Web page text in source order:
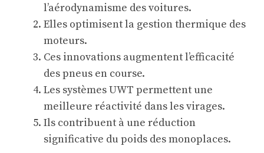
l’aérodynamisme des voitures.
Elles optimisent la gestion thermique des
moteurs.
Ces innovations augmentent l’efficacité
des pneus en course.
Les systèmes UWT permettent une
meilleure réactivité dans les virages.
Ils contribuent à une réduction
significative du poids des monoplaces.